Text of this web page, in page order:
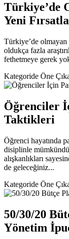
Türkiye’de
Yeni
Türkiye’de olmayan
oldukça fazla
fethetmeye gerek
Kategoride Öne
Öğrenciler
Taktikleri
Öğrenci hayatında
disiplinle
alışkanlıkları
de geleceğiniz...
Kategoride Öne
50/30/20
Yönetim